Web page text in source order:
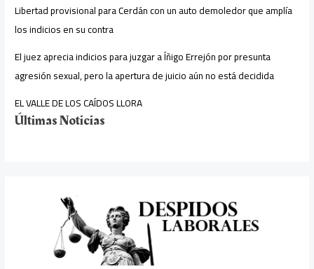
Libertad provisional para Cerdán con un auto demoledor que amplía
los indicios en su contra
El juez aprecia indicios para juzgar a Íñigo Errejón por presunta
agresión sexual, pero la apertura de juicio aún no está decidida
EL VALLE DE LOS CAÍDOS LLORA
Últimas Noticias